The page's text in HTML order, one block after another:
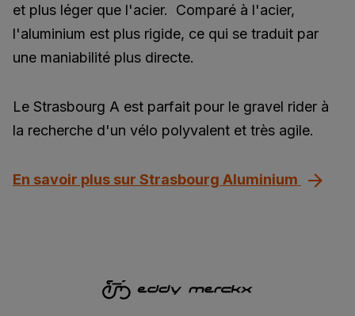
et plus léger que l'acier. Comparé à l'acier,
l'aluminium est plus rigide, ce qui se traduit par
une maniabilité plus directe.
Le Strasbourg A est parfait pour le gravel rider à
la recherche d'un vélo polyvalent et très agile.
En savoir plus sur Strasbourg Aluminium